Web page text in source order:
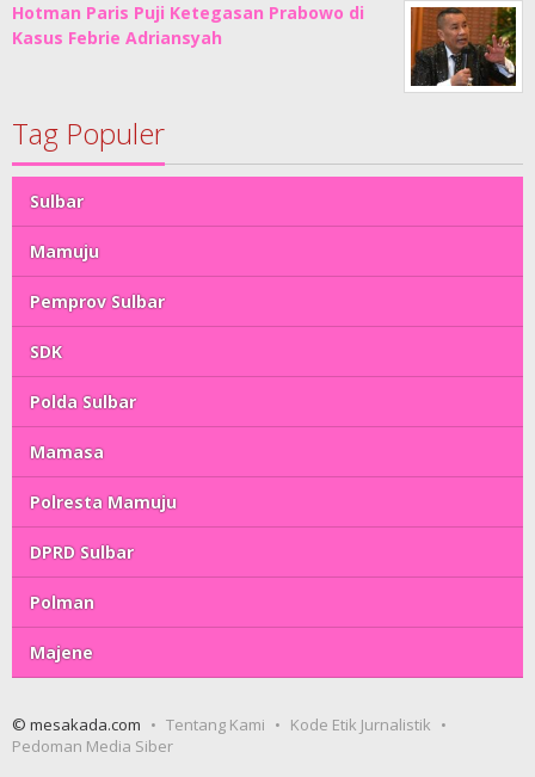
Hotman Paris Puji Ketegasan Prabowo di
Kasus Febrie Adriansyah
Tag Populer
Sulbar
Mamuju
Pemprov Sulbar
SDK
Polda Sulbar
Mamasa
Polresta Mamuju
DPRD Sulbar
Polman
Majene
© mesakada.com Tentang Kami
Kode Etik Jurnalistik
Pedoman Media Siber